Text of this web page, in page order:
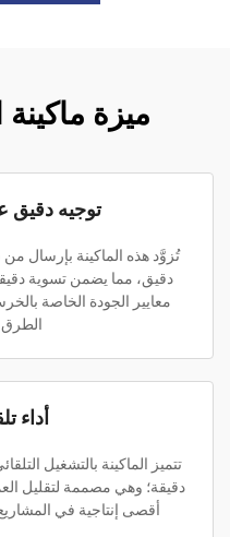
ميزة ماكينة
توجيه دقيق
دقيق، مما يضمن تسوية
معايير الجودة الخاصة
الطرق
أداء
دقيقة؛ وهي مصممة لتقليل
أقصى إنتاجية في المشاريع